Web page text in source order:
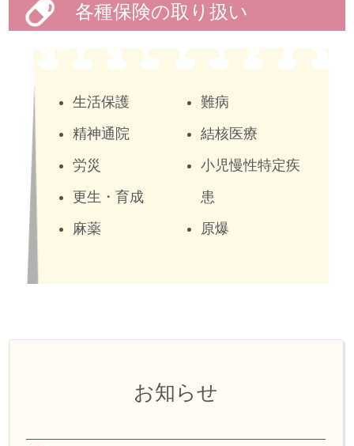
各種保険の取り扱い
生活保護
精神通院
労災
更生・育成
麻薬
難病
結核医療
小児慢性特定疾
患
原爆
お知らせ